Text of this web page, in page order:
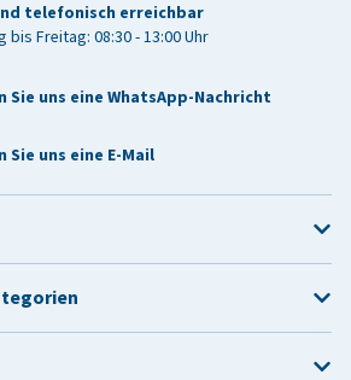
telefonisch erreichbar
bis Freitag: 08:30 - 13:00 Uhr
Sie uns eine WhatsApp-Nachricht
Sie uns eine E-Mail